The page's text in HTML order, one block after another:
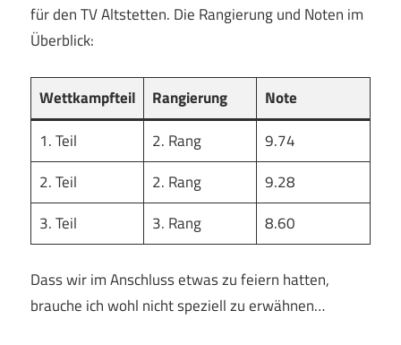
für den TV Altstetten. Die Rangierung und Noten im
Überblick:
Wettkampfteil Rangierung
Note
1. Teil
2. Rang
9.74
2. Teil
2. Rang
9.28
3. Teil
3. Rang 8.60
Dass wir im Anschluss etwas zu feiern hatten,
brauche ich wohl nicht speziell zu erwähnen…